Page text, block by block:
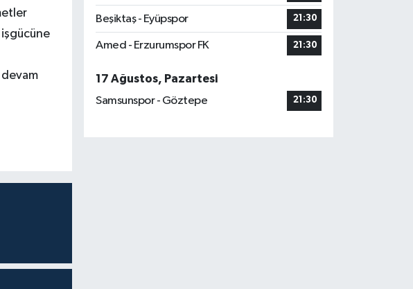
devam
Beşiktaş - Eyüpspor 21:30
Amed - Erzurumspor FK 21:30
17 Ağustos, Pazartesi
Samsunspor - Göztepe
21:30